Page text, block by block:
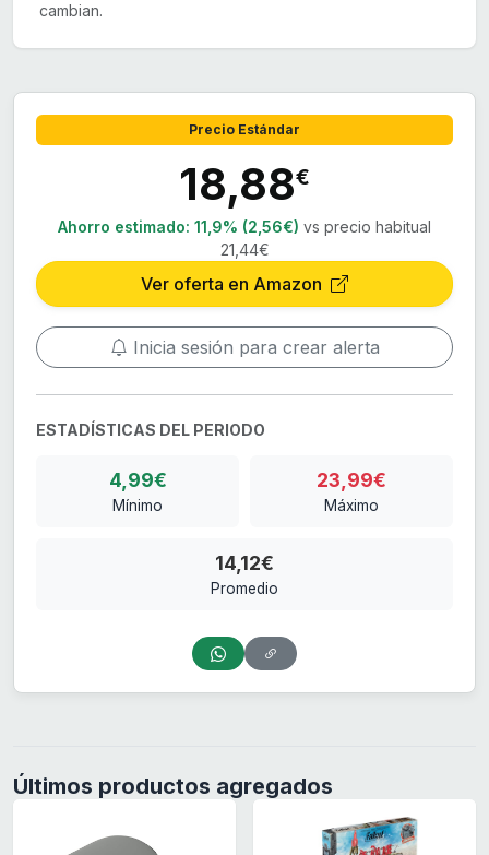
cambian.
Precio Estándar
18,88€
Ahorro estimado: 11,9% (2,56€) vs precio habitual
21,44€
Ver oferta en Amazon
Inicia sesión para crear alerta
ESTADÍSTICAS DEL PERIODO
4,99€
Mínimo
23,99€
Máximo
14,12€
Promedio
Últimos productos agregados